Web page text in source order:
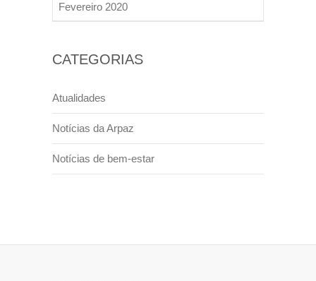
Fevereiro 2020
CATEGORIAS
Atualidades
Notícias da Arpaz
Notícias de bem-estar